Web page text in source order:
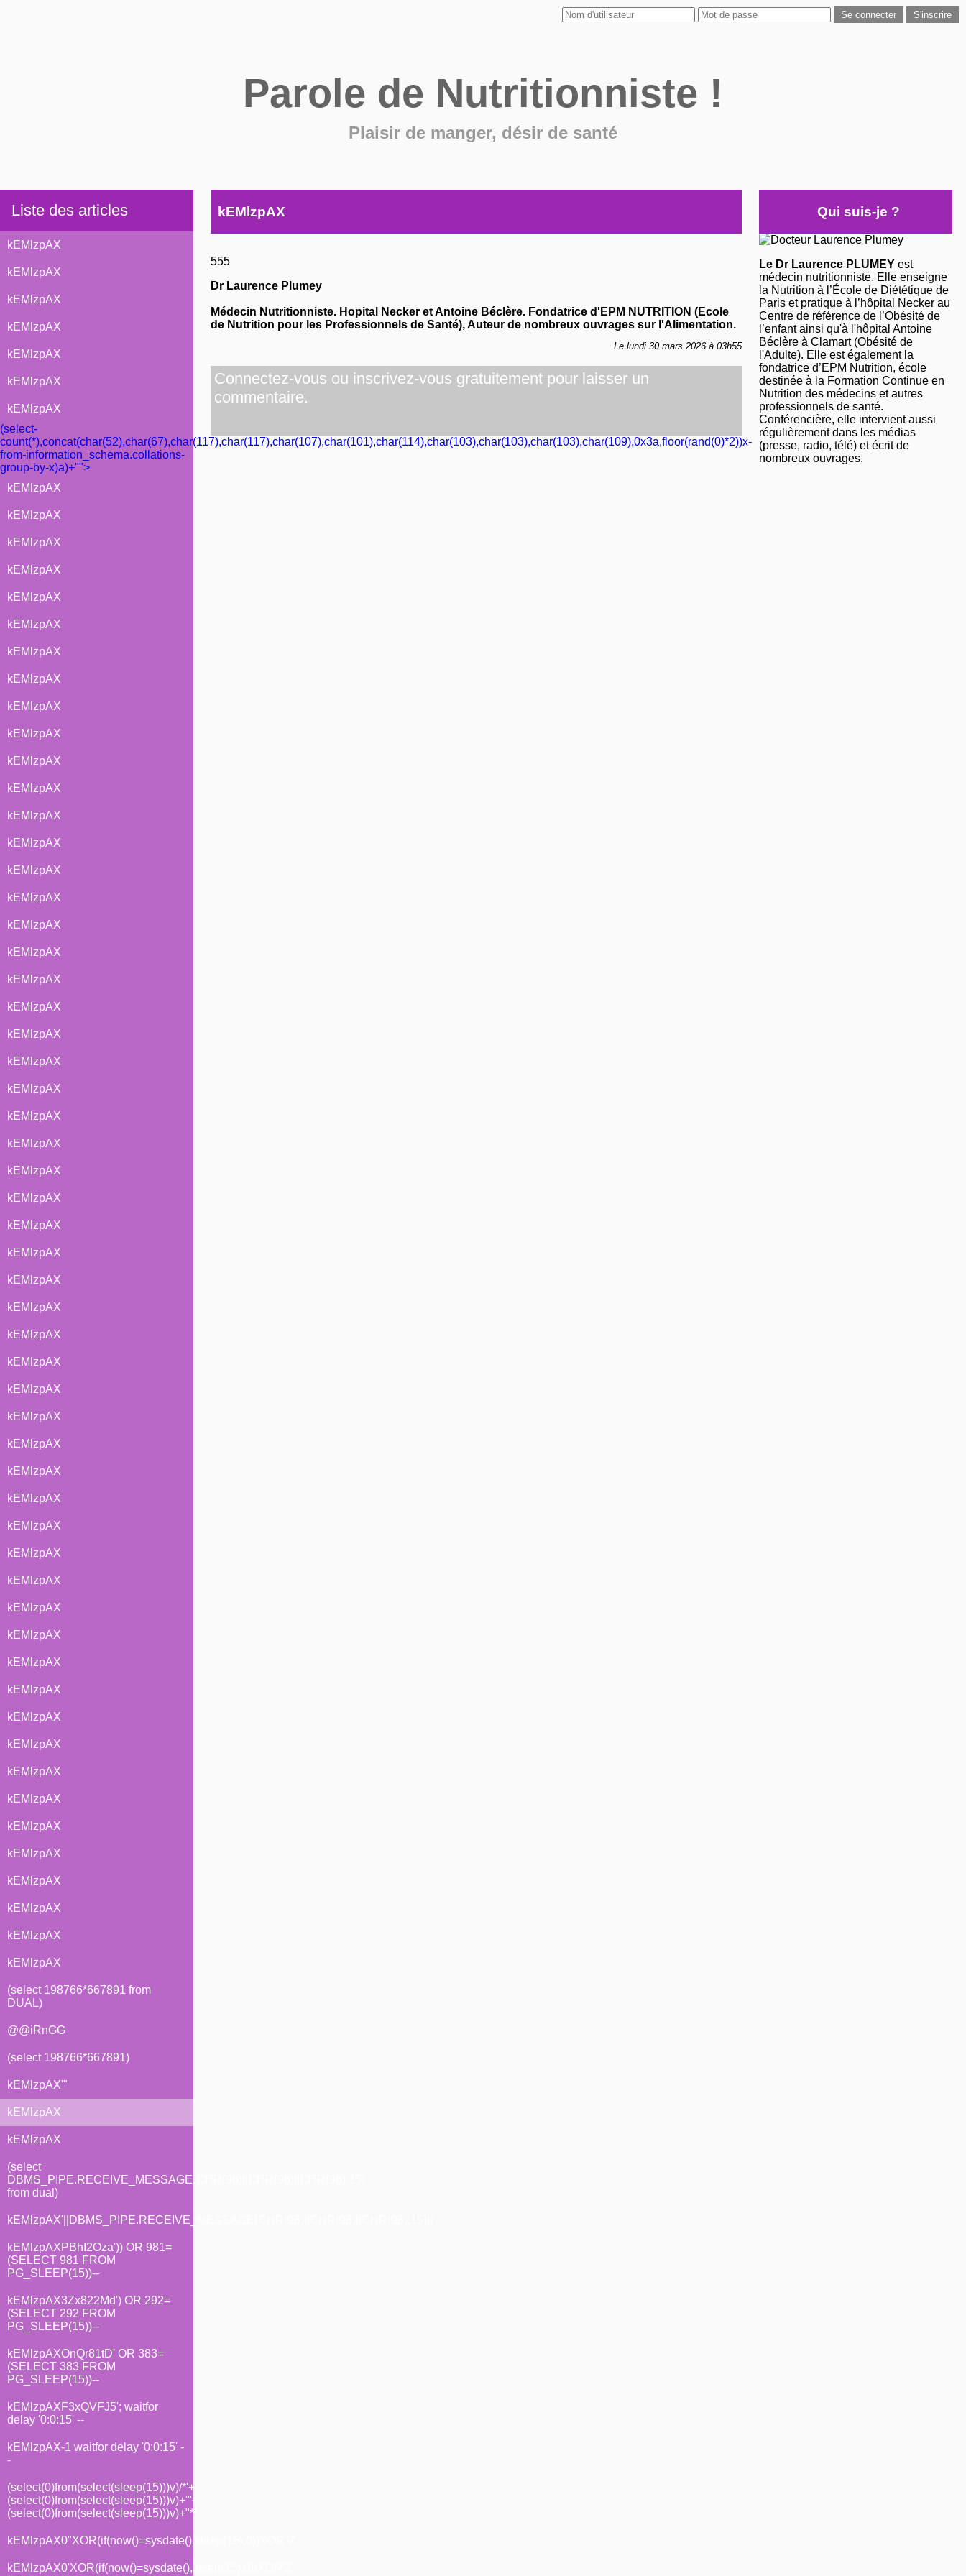
Parole de Nutritionniste !
Plaisir de manger, désir de santé
Liste des articles
kEMlzpAX
kEMlzpAX
kEMlzpAX
kEMlzpAX
kEMlzpAX
kEMlzpAX
kEMlzpAX
(select-
count(*),concat(char(52),char(67),char(117),char(117),char(107),char(101),char(114),char(103),char(103),char(103),char(109),0x3a,floor(rand(0)*2))x-
from-information_schema.collations-
group-by-x)a)+"">
kEMlzpAX
kEMlzpAX
kEMlzpAX
kEMlzpAX
kEMlzpAX
kEMlzpAX
kEMlzpAX
kEMlzpAX
kEMlzpAX
kEMlzpAX
kEMlzpAX
kEMlzpAX
kEMlzpAX
kEMlzpAX
kEMlzpAX
kEMlzpAX
kEMlzpAX
kEMlzpAX
kEMlzpAX
kEMlzpAX
kEMlzpAX
kEMlzpAX
kEMlzpAX
kEMlzpAX
kEMlzpAX
kEMlzpAX
kEMlzpAX
kEMlzpAX
kEMlzpAX
kEMlzpAX
kEMlzpAX
kEMlzpAX
kEMlzpAX
kEMlzpAX
kEMlzpAX
kEMlzpAX
kEMlzpAX
kEMlzpAX
kEMlzpAX
kEMlzpAX
kEMlzpAX
kEMlzpAX
kEMlzpAX
kEMlzpAX
kEMlzpAX
kEMlzpAX
kEMlzpAX
kEMlzpAX
kEMlzpAX
kEMlzpAX
kEMlzpAX
kEMlzpAX
kEMlzpAX
kEMlzpAX
kEMlzpAX
(select 198766*667891 from
DUAL)
@@iRnGG
(select 198766*667891)
kEMlzpAX'"
kEMlzpAX
kEMlzpAX
(select
DBMS_PIPE.RECEIVE_MESSAGE(CHR(98)||CHR(98)||CHR(98),15)
from dual)
kEMlzpAX'||DBMS_PIPE.RECEIVE_MESSAGE(CHR(98)||CHR(98)||CHR(98),15)||'
kEMlzpAXPBhI2Oza')) OR 981=
(SELECT 981 FROM
PG_SLEEP(15))--
kEMlzpAX3Zx822Md') OR 292=
(SELECT 292 FROM
PG_SLEEP(15))--
kEMlzpAXOnQr81tD' OR 383=
(SELECT 383 FROM
PG_SLEEP(15))--
kEMlzpAXF3xQVFJ5'; waitfor
delay '0:0:15' --
kEMlzpAX-1 waitfor delay '0:0:15' -
-
(select(0)from(select(sleep(15)))v)/*'+
(select(0)from(select(sleep(15)))v)+'"+
(select(0)from(select(sleep(15)))v)+"*/
kEMlzpAX0"XOR(if(now()=sysdate(),sleep(15),0))XOR"Z
kEMlzpAX0'XOR(if(now()=sysdate(),sleep(15),0))XOR'Z
kEMlzpAX
555
Dr Laurence Plumey
Médecin Nutritionniste. Hopital Necker et Antoine Béclère. Fondatrice d'EPM NUTRITION (Ecole
de Nutrition pour les Professionnels de Santé), Auteur de nombreux ouvrages sur l'Alimentation.
Le lundi 30 mars 2026 à 03h55
Connectez-vous ou inscrivez-vous gratuitement pour laisser un
commentaire.
Qui suis-je ?
Le Dr Laurence PLUMEYest
médecin nutritionniste. Elle enseigne
la Nutrition à l’École de Diététique de
Paris et pratique à l’hôpital Necker au
Centre de référence de l’Obésité de
l’enfant ainsi qu'à l'hôpital Antoine
Béclère à Clamart (Obésité de
l'Adulte). Elle est également la
fondatrice d’EPM Nutrition, école
destinée à la Formation Continue en
Nutrition des médecins et autres
professionnels de santé.
Conférencière, elle intervient aussi
régulièrement dans les médias
(presse, radio, télé) et écrit de
nombreux ouvrages.